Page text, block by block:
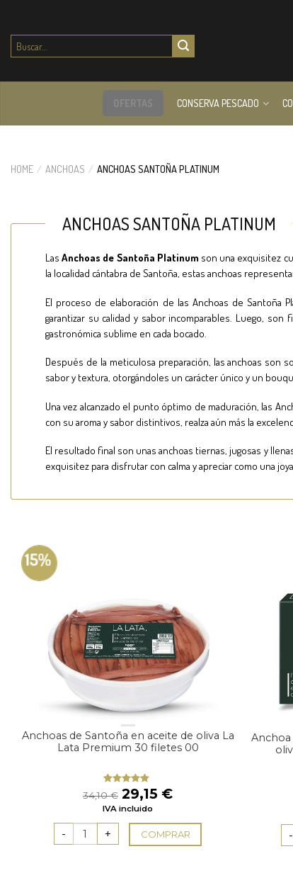
Buscar
por:
CONSERVA PESCADO
HOME / ANCHOAS / ANCHOAS SANTOÑA PLATINUM
ANCHOAS SANTOÑA PLATINUM
LasAnchoas de Santoña Platinumson una exquisitez
la localidad cántabra de Santoña, estas anchoas
El proceso de elaboración de las Anchoas de Santoña
garantizar su calidad y sabor incomparables. Luego,
gastronómica sublime en cada bocado.
Después de la meticulosa preparación, las anchoas son
sabor y textura, otorgándoles un carácter único y un
Una vez alcanzado el punto óptimo de maduración, las
con su aroma y sabor distintivos, realza aún más la
El resultado final son unas anchoas tiernas, jugosas y
exquisitez para disfrutar con calma y apreciar como una
15%
Anchoas de Santoña en aceite de oliva La
Lata Premium 30 filetes 00
Valorado
con 4.89
de 5
34,10€ El
precio
original
era:
34,10 €.
29,15 €El
actual
es:
29,15 €.
IVA incluido
COMPRAR
Anchoa